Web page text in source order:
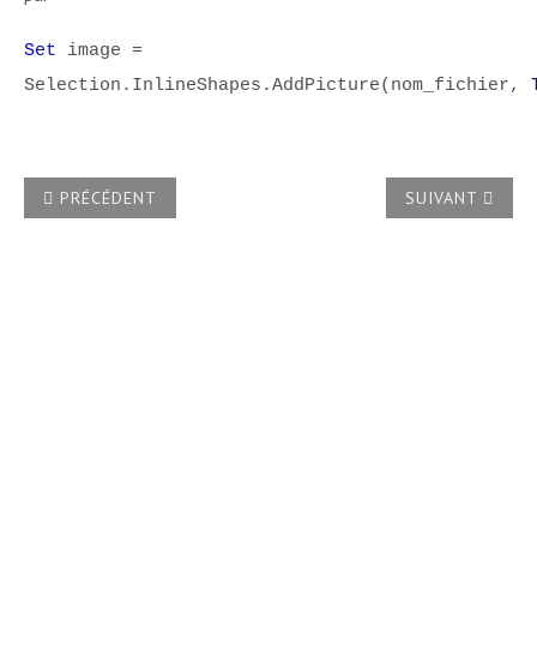
Set image =
Selection.InlineShapes.AddPicture(nom_fichier,
ARTICLE PRÉCÉDENT : APRÈS AVOIR UTILISÉ LA
PRÉCÉDENT ARTICLE
SUIVANT